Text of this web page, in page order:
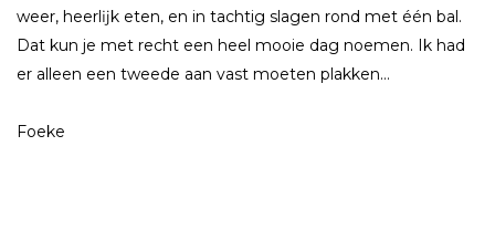
weer, heerlĳk eten, en in tachtig slagen rond met één bal.
Dat kun je met recht een heel mooie dag noemen. Ik had
er alleen een tweede aan vast moeten plakken…
Foeke